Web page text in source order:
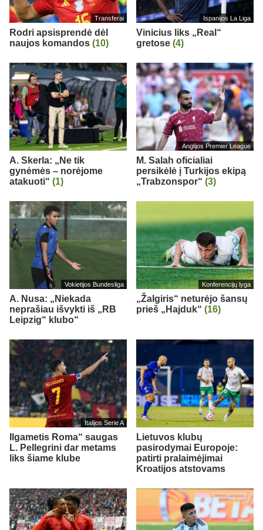
Transferai
Rodri apsisprendė dėl
naujos komandos (10)
Ispanijos La Liga
Vinicius liks „Real“
gretose (4)
A. Skerla: „Ne tik
gynėmės – norėjome
atakuoti“ (1)
Anglijos Premier League
M. Salah oficialiai
persikėlė į Turkijos ekipą
„Trabzonspor“ (3)
Vokietijos Bundesliga
A. Nusa: „Niekada
neprašiau išvykti iš „RB
Leipzig“ klubo“
Konferencijų lyga
„Žalgiris“ neturėjo šansų
prieš „Hajduk“ (16)
Italijos Serie A
Ilgametis Roma“ saugas
L. Pellegrini dar metams
liks šiame klube
Lietuvos klubų
pasirodymai Europoje:
patirti pralaimėjimai
Kroatijos atstovams